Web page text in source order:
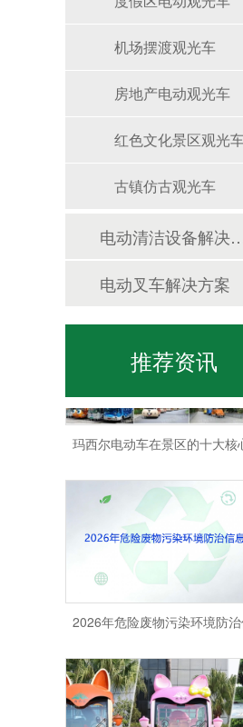
机场摆渡观光车
房地产电动观光车
红色文化景区观光
古镇仿古观光车
电动清洁设
电动叉车解决方案
推荐资讯